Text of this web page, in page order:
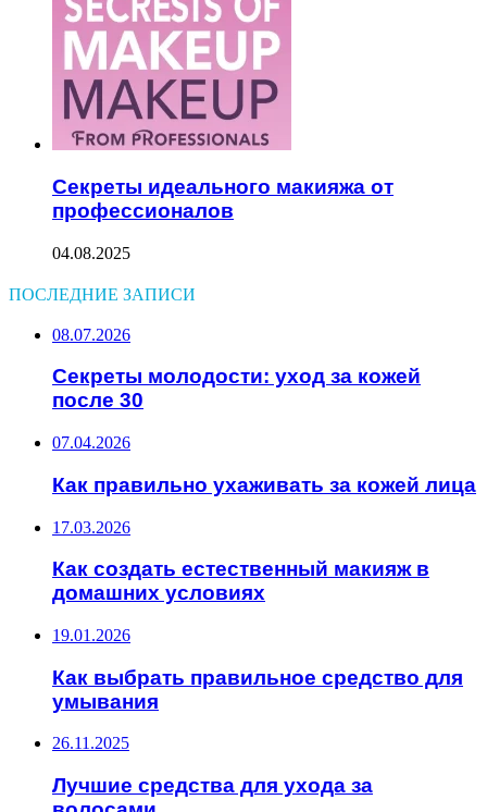
Секреты идеального макияжа от
профессионалов
04.08.2025
ПОСЛЕДНИЕ ЗАПИСИ
08.07.2026
Секреты молодости: уход за кожей
после 30
07.04.2026
Как правильно ухаживать за кожей лица
17.03.2026
Как создать естественный макияж в
домашних условиях
19.01.2026
Как выбрать правильное средство для
умывания
26.11.2025
Лучшие средства для ухода за